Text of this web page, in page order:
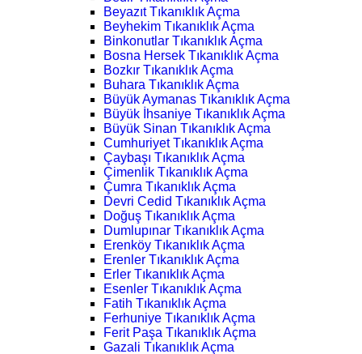
Beyazıt Tıkanıklık Açma
Beyhekim Tıkanıklık Açma
Binkonutlar Tıkanıklık Açma
Bosna Hersek Tıkanıklık Açma
Bozkır Tıkanıklık Açma
Buhara Tıkanıklık Açma
Büyük Aymanas Tıkanıklık Açma
Büyük İhsaniye Tıkanıklık Açma
Büyük Sinan Tıkanıklık Açma
Cumhuriyet Tıkanıklık Açma
Çaybaşı Tıkanıklık Açma
Çimenlik Tıkanıklık Açma
Çumra Tıkanıklık Açma
Devri Cedid Tıkanıklık Açma
Doğuş Tıkanıklık Açma
Dumlupınar Tıkanıklık Açma
Erenköy Tıkanıklık Açma
Erenler Tıkanıklık Açma
Erler Tıkanıklık Açma
Esenler Tıkanıklık Açma
Fatih Tıkanıklık Açma
Ferhuniye Tıkanıklık Açma
Ferit Paşa Tıkanıklık Açma
Gazali Tıkanıklık Açma